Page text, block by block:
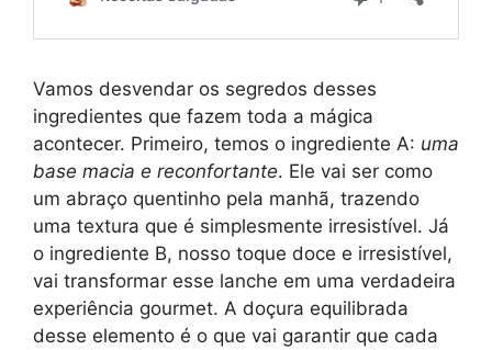
Vamos desvendar os segredos desses
ingredientes que fazem toda a mágica
acontecer. Primeiro, temos o ingrediente A: uma
base macia e reconfortante. Ele vai ser como
um abraço quentinho pela manhã, trazendo
uma textura que é simplesmente irresistível. Já
o ingrediente B, nosso toque doce e irresistível,
vai transformar esse lanche em uma verdadeira
experiência gourmet. A doçura equilibrada
desse elemento é o que vai garantir que cada